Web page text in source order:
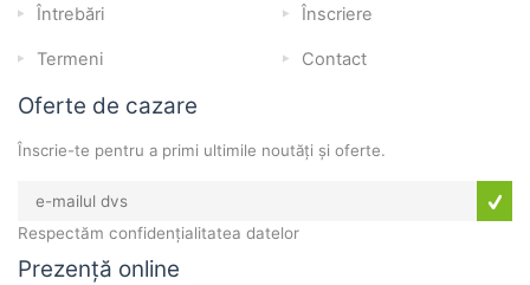
Întrebări Înscriere
Termeni Contact
Oferte de cazare
Înscrie-te pentru a primi ultimile noutăți și oferte.
Respectăm confidențialitatea datelor
Prezență online